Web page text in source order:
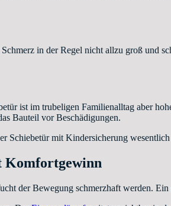
in der Regel nicht allzu groß und
ist im trubeligen Familienalltag aber
Bauteil vor Beschädigungen.
Schiebetür mit Kindersicherung wesentlich
Komfortgewinn
der Bewegung schmerzhaft werden. Ein